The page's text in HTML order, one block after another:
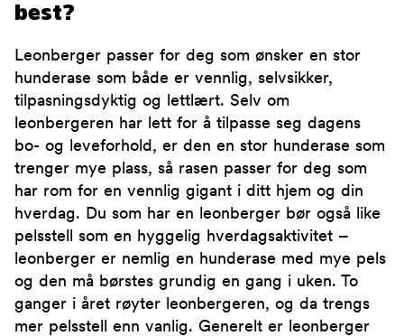
best?
Leonberger passer for deg som ønsker en stor
hunderase som både er vennlig, selvsikker,
tilpasningsdyktig og lettlært. Selv om
leonbergeren har lett for å tilpasse seg dagens
bo- og leveforhold, er den en stor hunderase som
trenger mye plass, så rasen passer for deg som
har rom for en vennlig gigant i ditt hjem og din
hverdag. Du som har en leonberger bør også like
pelsstell som en hyggelig hverdagsaktivitet –
leonberger er nemlig en hunderase med mye pels
og den må børstes grundig en gang i uken. To
ganger i året røyter leonbergeren, og da trengs
mer pelsstell enn vanlig. Generelt er leonberger